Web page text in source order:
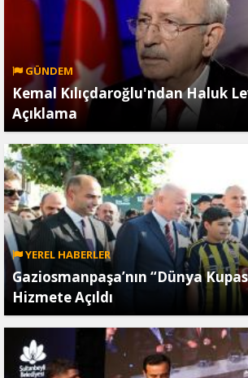
GÜNDEM
Kemal Kılıçdaroğlu'ndan Haluk
Açıklama
YEREL HABERLER
Gaziosmanpaşa’nın “Dünya
Hizmete Açıldı